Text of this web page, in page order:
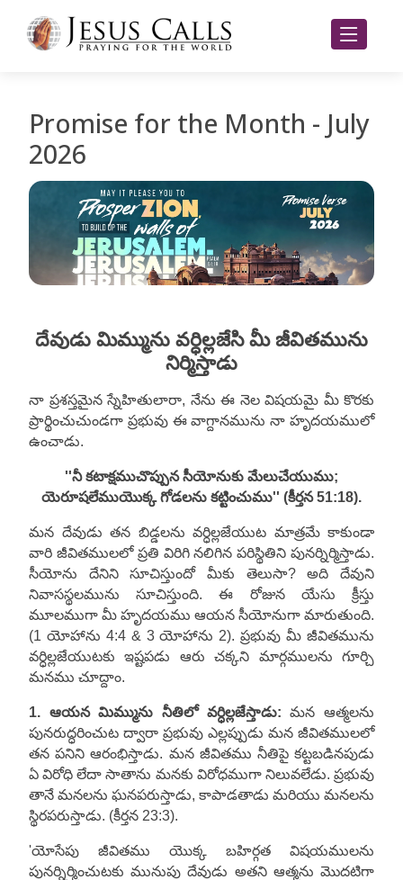
Promise for the Month - July
2026
దేవుడు మిమ్మును వర్ధిల్లజేసి మీ జీవితమును
నిర్మిస్తాడు
నా ప్రశస్తమైన స్నేహితులారా, నేను ఈ నెల విషయమై మీ కొరకు
ప్రార్థించుచుండగా ప్రభువు ఈ వాగ్దానమును నా హృదయములో
ఉంచాడు.
''నీ కటాక్షముచొప్పున సీయోనుకు మేలుచేయుము;
యెరూషలేముయొక్క గోడలను కట్టించుము'' (కీర్తన 51:18).
మన దేవుడు తన బిడ్డలను వర్ధిల్లజేయుట మాత్రమే కాకుండా
వారి జీవితములలో ప్రతి విరిగి నలిగిన పరిస్థితిని పునర్నిర్మిస్తాడు.
సీయోను దేనిని సూచిస్తుందో మీకు తెలుసా? అది దేవుని
నివాసస్థలమును సూచిస్తుంది. ఈ రోజున యేసు క్రీస్తు
మూలముగా మీ హృదయము ఆయన సీయోనుగా మారుతుంది.
(1 యోహాను 4:4 & 3 యోహాను 2). ప్రభువు మీ జీవితమును
వర్ధిల్లజేయుటకు ఇష్టపడు ఆరు చక్కని మార్గములను గూర్చి
మనము చూద్దాం.
1. ఆయన మిమ్మును నీతిలో వర్ధిల్లజేస్తాడు: మన ఆత్మలను
పునరుద్ధరించుట ద్వారా ప్రభువు ఎల్లప్పుడు మన జీవితములలో
తన పనిని ఆరంభిస్తాడు. మన జీవితము నీతిపై కట్టబడినపుడు
ఏ విరోధి లేదా సాతాను మనకు విరోధముగా నిలువలేడు. ప్రభువు
తానే మనలను ఘనపరుస్తాడు, కాపాడతాడు మరియు మనలను
స్థిరపరుస్తాడు. (కీర్తన 23:3).
'యోసేపు జీవితము యొక్క బహిర్గత విషయములను
పునర్నిర్మించుటకు మునుపు దేవుడు అతని ఆత్మను మొదటిగా